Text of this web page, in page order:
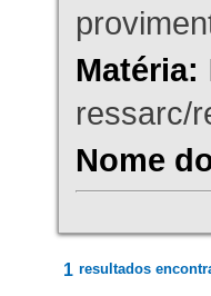
Matéria:
ressarc/
Nome
1 resultados